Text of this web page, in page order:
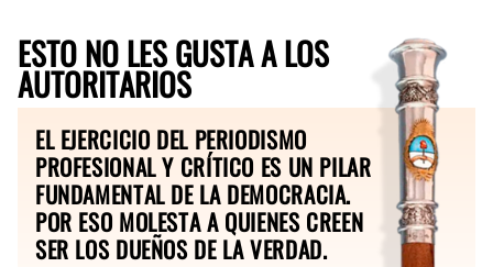
ESTO NO LES GUSTA A LOS
AUTORITARIOS
EL EJERCICIO DEL PERIODISMO
PROFESIONAL Y CRÍTICO ES UN PILAR
FUNDAMENTAL DE LA DEMOCRACIA.
POR ESO MOLESTA A QUIENES CREEN
SER LOS DUEÑOS DE LA VERDAD.